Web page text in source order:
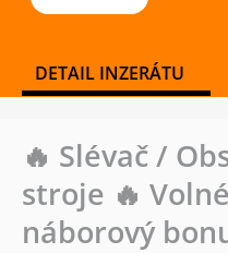
DETAIL INZERÁTU
🔥 Slévač /
stroje 🔥
náborový